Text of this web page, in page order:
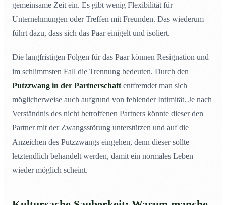
gemeinsame Zeit ein. Es gibt wenig Flexibilität für
Unternehmungen oder Treffen mit Freunden. Das wiederum
führt dazu, dass sich das Paar einigelt und isoliert.
Die langfristigen Folgen für das Paar können Resignation und
im schlimmsten Fall die Trennung bedeuten. Durch den
Putzzwang in der Partnerschaft entfremdet man sich
möglicherweise auch aufgrund von fehlender Intimität. Je nach
Verständnis des nicht betroffenen Partners könnte dieser den
Partner mit der Zwangsstörung unterstützen und auf die
Anzeichen des Putzzwangs eingehen, denn dieser sollte
letztendlich behandelt werden, damit ein normales Leben
wieder möglich scheint.